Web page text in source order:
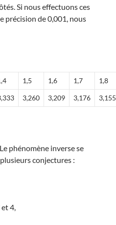
Si nous effectuons ces
précision de 0,001, nous
1,5 1,6 1,7 1,8
3,260 3,209 3,176 3,155
phénomène inverse se
conjectures :
et 4,